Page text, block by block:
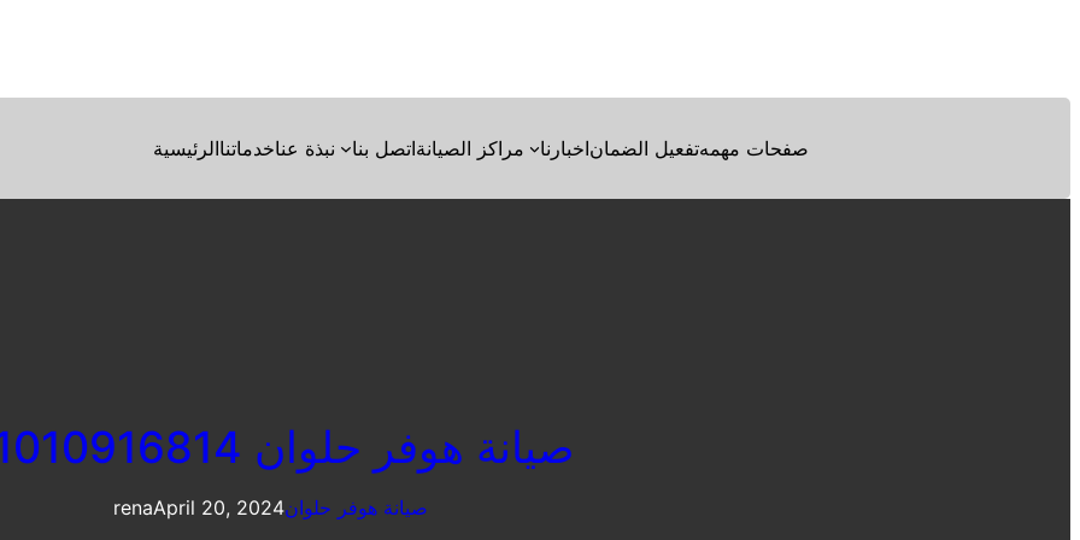
الرئيسيةخدماتنانبذة عنا اتصل بنامراكز الصيانة اخبارناتفعيل الضمانصفحات مهمه
صيانة هوفر حلوان 01010916814
renaApril 20, 2024صيانة هوفر حلوان